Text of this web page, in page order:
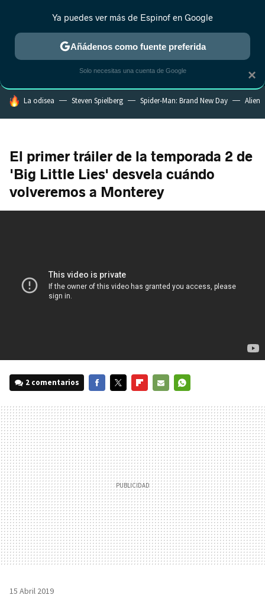
MENÚ NUEVO
ESTRENOS REALITY ANIME RANKINGS CINE
HOY SE HABLA DE
La odisea Steven Spielberg Spider-Man: Brand New Day Alien
El primer tráiler de la temporada 2 de
'Big Little Lies' desvela cuándo
volveremos a Monterey
2 comentarios
MAIL
15 Abril 2019
×
Ya puedes ver más de Espinof en Google
Añádenos como fuente preferida
Solo necesitas una cuenta de Google